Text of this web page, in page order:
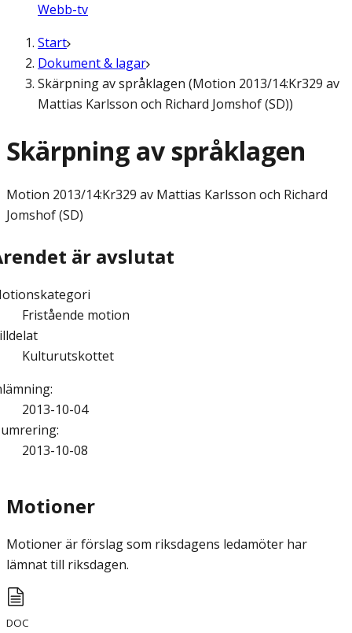
Webb-tv
Start
Dokument & lagar
Skärpning av språklagen (Motion 2013/14:Kr329 av
Mattias Karlsson och Richard Jomshof (SD))
Skärpning av språklagen
Motion 2013/14:Kr329 av Mattias Karlsson och Richard
Jomshof (SD)
är avslutat
Fristående motion
Kulturutskottet
:
2013-10-04
:
2013-10-08
Motioner
Motioner är förslag som riksdagens ledamöter har
lämnat till riksdagen.
DOC